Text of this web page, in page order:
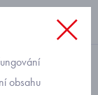
obsahu